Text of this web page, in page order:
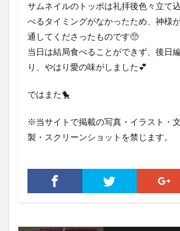
サムネイルのトッポは礼拝後色々立て
べるタイミングがなかったため、神様
通してくださったものです🥺
当日は結局食べることができず、後日
り、やはり愛の味がしました💕
ではまた🐤
※当サイトで掲載の写真・イラスト・
製・スクリーンショットを禁じます。